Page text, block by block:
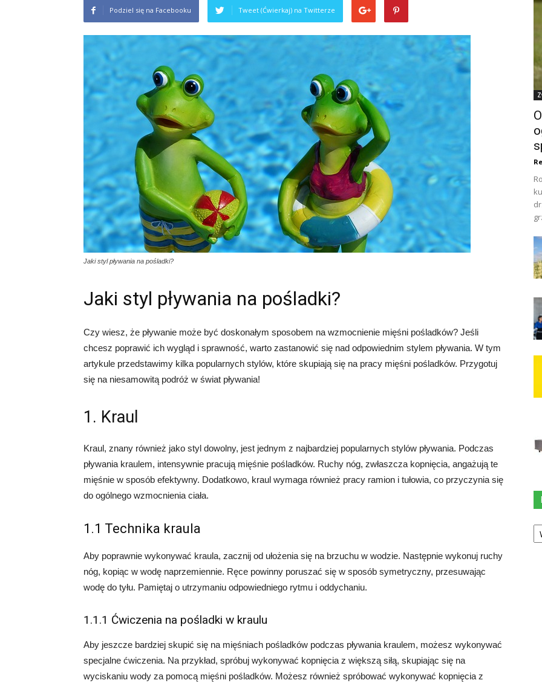
Podziel się na Facebooku Tweet (Ćwierkaj) na Twitterze
Jaki styl pływania na pośladki?
Jaki styl pływania na pośladki?
Czy wiesz, że pływanie może być doskonałym sposobem na wzmocnienie mięśni pośladków? Jeśli
chcesz poprawić ich wygląd i sprawność, warto zastanowić się nad odpowiednim stylem pływania. W tym
artykule przedstawimy kilka popularnych stylów, które skupiają się na pracy mięśni pośladków. Przygotuj
się na niesamowitą podróż w świat pływania!
1. Kraul
Kraul, znany również jako styl dowolny, jest jednym z najbardziej popularnych stylów pływania. Podczas
pływania kraulem, intensywnie pracują mięśnie pośladków. Ruchy nóg, zwłaszcza kopnięcia, angażują te
mięśnie w sposób efektywny. Dodatkowo, kraul wymaga również pracy ramion i tułowia, co przyczynia się
do ogólnego wzmocnienia ciała.
1.1 Technika kraula
Aby poprawnie wykonywać kraula, zacznij od ułożenia się na brzuchu w wodzie. Następnie wykonuj ruchy
nóg, kopiąc w wodę naprzemiennie. Ręce powinny poruszać się w sposób symetryczny, przesuwając
wodę do tyłu. Pamiętaj o utrzymaniu odpowiedniego rytmu i oddychaniu.
1.1.1 Ćwiczenia na pośladki w kraulu
Aby jeszcze bardziej skupić się na mięśniach pośladków podczas pływania kraulem, możesz wykonywać
specjalne ćwiczenia. Na przykład, spróbuj wykonywać kopnięcia z większą siłą, skupiając się na
wyciskaniu wody za pomocą mięśni pośladków. Możesz również spróbować wykonywać kopnięcia z